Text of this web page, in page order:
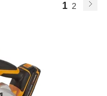
1 2